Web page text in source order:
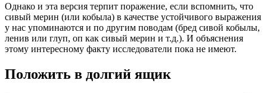
Однако и эта версия терпит поражение, если вспомнить, что
сивый мерин (или кобыла) в качестве устойчивого выражения
у нас упоминаются и по другим поводам (бред сивой кобылы,
ленив или глуп, оп как сивый мерин и т.д.). И объяснения
этому интересному факту исследователи пока не имеют.
Положить в долгий ящик